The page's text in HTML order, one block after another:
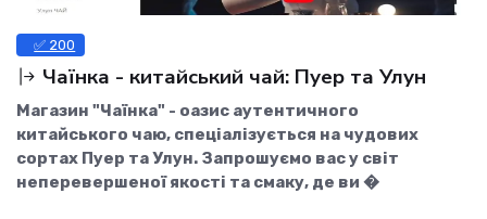
✅ 200
Чаїнка - китайський чай: Пуер та Улун
Магазин "Чаїнка" - оазис аутентичного
китайського чаю, спеціалізується на чудових
сортах Пуер та Улун. Запрошуємо вас у світ
неперевершеної якості та смаку, де ви �